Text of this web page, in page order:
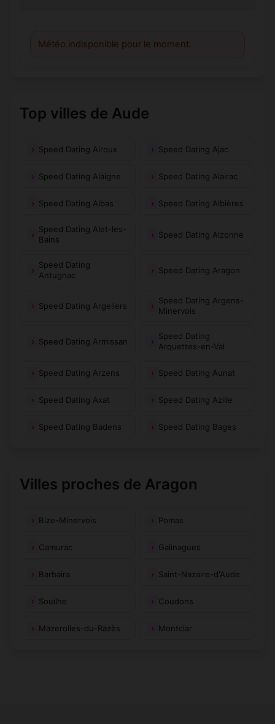
Météo indisponible pour le moment.
Top villes de Aude
Speed Dating Airoux Speed Dating Ajac
Speed Dating Alaigne Speed Dating Alairac
Speed Dating Albas Speed Dating Albières
Speed Dating Alet-les-
Bains
Speed Dating Alzonne
Speed Dating
Antugnac
Speed Dating Aragon
Speed Dating Argeliers
Speed Dating Argens-
Minervois
Speed Dating Armissan
Speed Dating
Arquettes-en-Val
Speed Dating Arzens Speed Dating Aunat
Speed Dating Axat Speed Dating Azille
Speed Dating Badens Speed Dating Bages
Villes proches de Aragon
Bize-Minervois Pomas
Camurac Galinagues
Barbaira Saint-Nazaire-d'Aude
Souilhe Coudons
Mazerolles-du-Razès Montclar